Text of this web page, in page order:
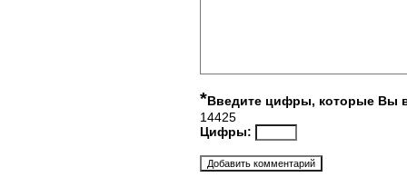
*Введите цифры, которые Вы
14425
Цифры: